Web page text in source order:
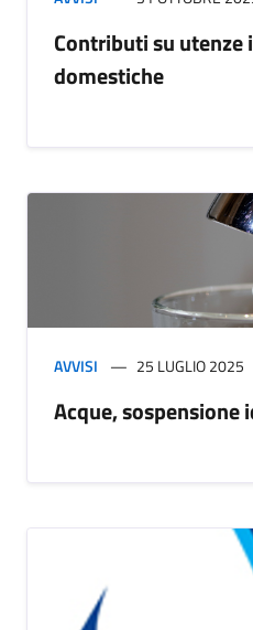
Contributi su utenze
domestiche
AVVISI 25 LUGLIO 2025
Acque, sospensione